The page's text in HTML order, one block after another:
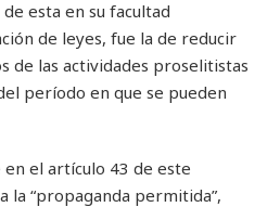
esta en su facultad
de leyes, fue la de reducir
de las actividades proselitistas
período en que se pueden
en el artículo 43 de este
la “propaganda permitida”,